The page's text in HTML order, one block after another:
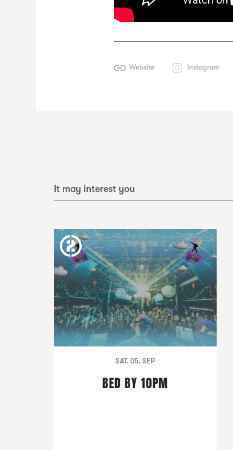
Website Instagram
It may interest you
SAT. 05. SEP
BED BY 10PM